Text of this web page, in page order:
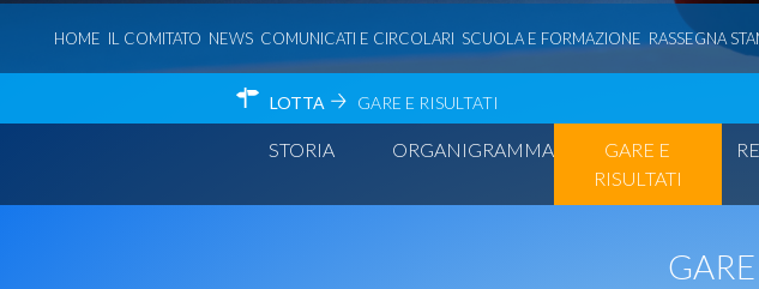
HOME IL COMITATO NEWS COMUNICATI E CIRCOLARI SCUOLA E FORMAZIONE RASSEGNA
LOTTA GARE E RISULTATI
STORIA ORGANIGRAMMA
GARE E
RISULTATI